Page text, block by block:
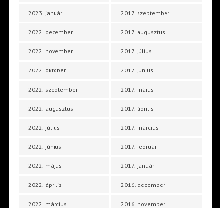
2023. január
2022. december
2022. november
2022. október
2022. szeptember
2022. augusztus
2022. július
2022. június
2022. május
2022. április
2022. március
2017. szeptember
2017. augusztus
2017. július
2017. június
2017. május
2017. április
2017. március
2017. február
2017. január
2016. december
2016. november